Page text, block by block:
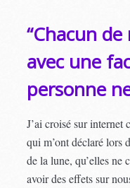
“Chacun
avec une
personne
J’ai croisé sur internet
qui m’ont déclaré lors
de la lune, qu’elles ne
avoir des effets sur